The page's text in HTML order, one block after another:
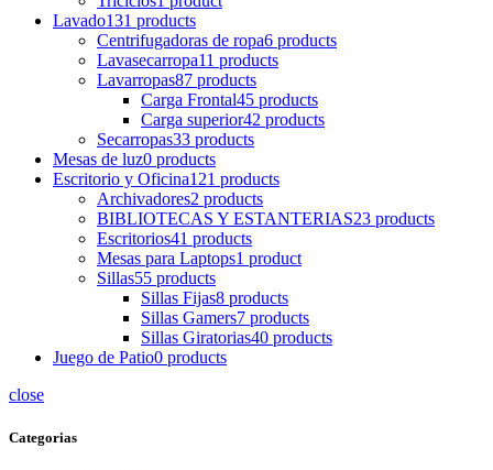
Lavado131 products
Centrifugadoras de ropa6 products
Lavasecarropa11 products
Lavarropas87 products
Carga Frontal45 products
Carga superior42 products
Secarropas33 products
Mesas de luz0 products
Escritorio y Oficina121 products
Archivadores2 products
BIBLIOTECAS Y ESTANTERIAS23 products
Escritorios41 products
Mesas para Laptops1 product
Sillas55 products
Sillas Fijas8 products
Sillas Gamers7 products
Sillas Giratorias40 products
Juego de Patio0 products
close
Categorias